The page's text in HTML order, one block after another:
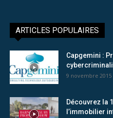
ARTICLES POPULAIRES
Capgemini :
9 novembre 2015
Découvrez la
l’immobilier